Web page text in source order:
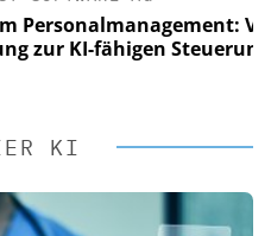
Von
KI-fähigen Steuerung
KI